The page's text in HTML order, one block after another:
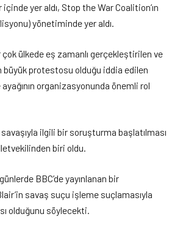
içinde yer aldı, Stop the War Coalition’ın
yönetiminde yer aldı.
çok ülkede eş zamanlı gerçekleştirilen ve
büyük protestosu olduğu iddia edilen
organizasyonunda önemli rol
ilgili bir soruşturma başlatılması
biri oldu.
BBC’de yayınlanan bir
savaş suçu işleme suçlamasıyla
olduğunu söylecekti.